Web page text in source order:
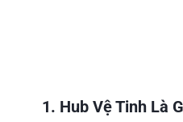
1. Hub Vệ Tinh Là